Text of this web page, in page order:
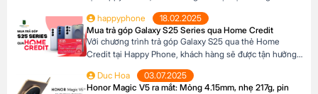
lựa chọn kỳ hạn trả góp từ 3 đến 12 tháng, phù hợp với
khả năng tài chính của mình. Mục […]
happyphone
18.02.2025
Mua trả góp Galaxy S25 Series qua Home Credit
Với chương trình trả góp Galaxy S25 qua thẻ Home
Credit tại Happy Phone, khách hàng sẽ được tận hưởng
linh hoạt lựa chọn kỳ hạn trả góp từ 3 đến 12 tháng, phù
Duc Hoa
03.07.2025
Honor Magic V5 ra mắt: Mỏng 4.15mm, nhẹ 217g, pin